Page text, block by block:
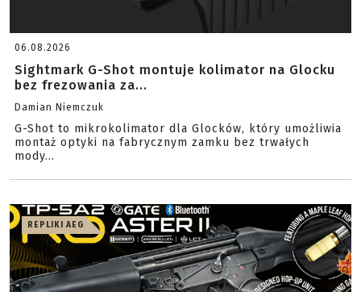
06.08.2026
Sightmark G-Shot montuje kolimator na Glocku
bez frezowania za...
Damian Niemczuk
G-Shot to mikrokolimator dla Glocków, który umożliwia
montaż optyki na fabrycznym zamku bez trwałych
mody...
REPLIKI AEG